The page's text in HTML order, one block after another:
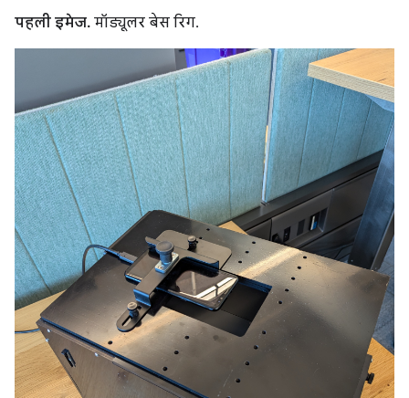
पहली इमेज. मॉड्यूलर बेस रिग.